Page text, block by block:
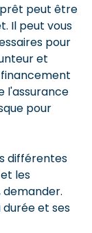
peut être
Il peut vous
pour
et
l'assurance
pour
différentes
les
demander.
durée et ses